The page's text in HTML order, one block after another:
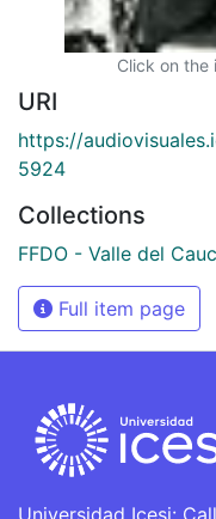
Click on the
URI
https://
5924
Collections
FFDO - Valle del
Full item page
Universidad Icesi: